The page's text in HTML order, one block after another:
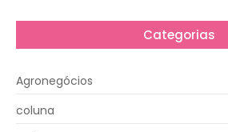
Categorias
Agronegócios
coluna